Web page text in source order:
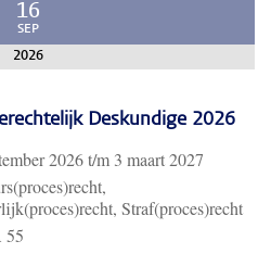
16
SEP
2026
Deskundige 2026
2026t/m 3 maart 2027
Straf(proces)recht
55